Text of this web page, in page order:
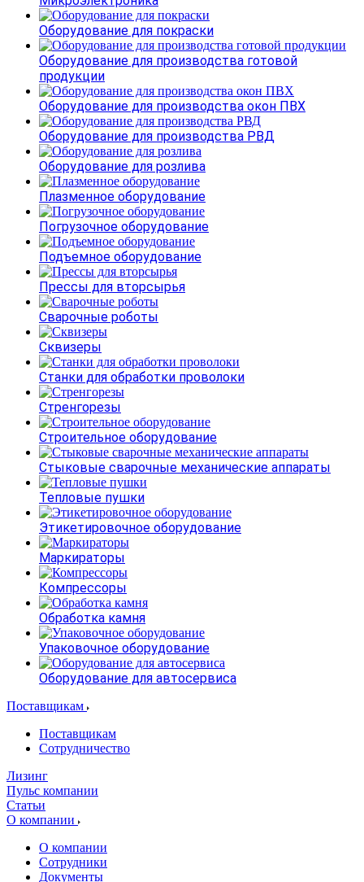
Оборудование для покраски
Оборудование для производства готовой
продукции
Оборудование для производства окон ПВХ
Оборудование для производства РВД
Оборудование для розлива
Плазменное оборудование
Погрузочное оборудование
Подъемное оборудование
Прессы для вторсырья
Сварочные роботы
Сквизеры
Станки для обработки проволоки
Стренгорезы
Строительное оборудование
Стыковые сварочные механические аппараты
Тепловые пушки
Этикетировочное оборудование
Маркираторы
Компрессоры
Обработка камня
Упаковочное оборудование
Оборудование для автосервиса
Поставщикам
Поставщикам
Сотрудничество
Лизинг
Пульс компании
Статьи
О компании
О компании
Сотрудники
Документы